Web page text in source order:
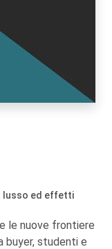
lusso ed effetti
le nuove frontiere
buyer, studenti e